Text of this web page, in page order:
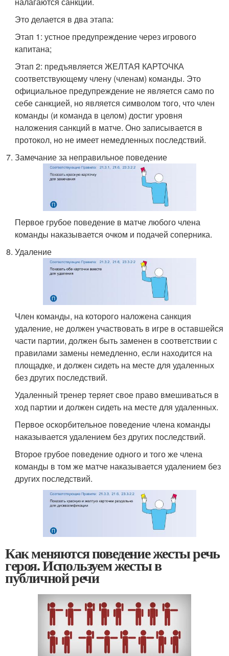
Это делается в два этапа:
Этап 1: устное предупреждение через игрового
капитана;
Этап 2: предъявляется ЖЕЛТАЯ КАРТОЧКА
соответствующему члену (членам) команды. Это
официальное предупреждение не является само по
себе санкцией, но является символом того, что член
команды (и команда в целом) достиг уровня
наложения санкций в матче. Оно записывается в
протокол, но не имеет немедленных последствий.
Замечание за неправильное поведение
Первое грубое поведение в матче любого члена
команды наказывается очком и подачей соперника.
Удаление
Член команды, на которого наложена санкция
удаление, не должен участвовать в игре в оставшейся
части партии, должен быть заменен в соответствии с
правилами замены немедленно, если находится на
площадке, и должен сидеть на месте для удаленных
без других последствий.
Удаленный тренер теряет свое право вмешиваться в
ход партии и должен сидеть на месте для удаленных.
Первое оскорбительное поведение члена команды
наказывается удалением без других последствий.
Второе грубое поведение одного и того же члена
команды в том же матче наказывается удалением без
других последствий.
Как меняются поведение жесты речь
героя. Используем жесты в
публичной речи